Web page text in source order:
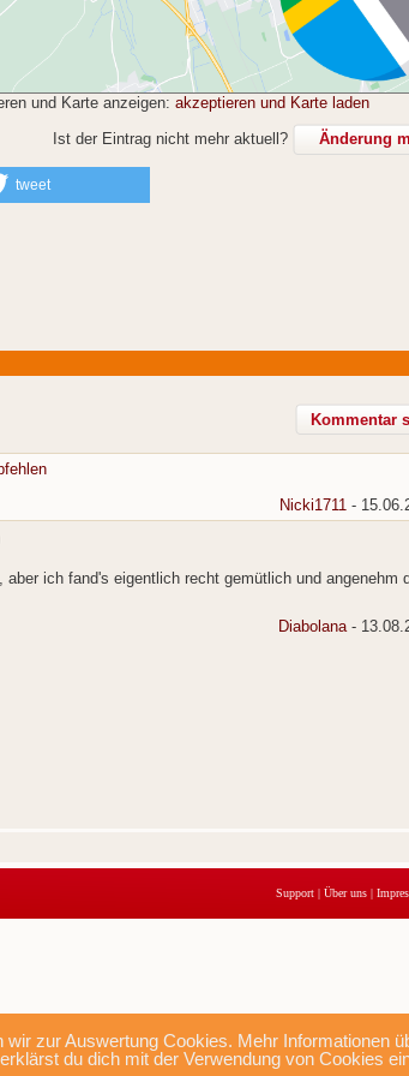
zur Auswertung Cookies. Mehr Informationen
du dich mit der Verwendung von Cookies
und Karte anzeigen: akzeptieren und Karte laden
Ist der Eintrag nicht mehr aktuell?
Änderung
tweet
Nicki1711-
aber ich fand's eigentlich recht gemütlich und angenehm
Diabolana-
Support | Über uns |